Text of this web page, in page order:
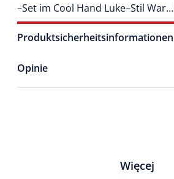
–Set im Cool Hand Luke–Stil War…
Produktsicherheitsinformationen
Opinie
Więcej